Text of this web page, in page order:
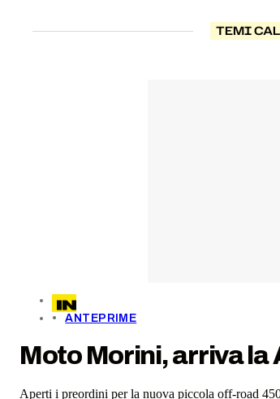
TEMI
ANTEPRIME
Moto Morini, arriva la
Aperti i preordini per la nuova piccola off-road